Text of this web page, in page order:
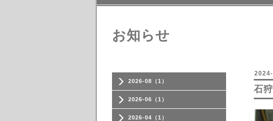
2026-08（1）
2026-06（1）
2026-04（1）
お知らせ
石